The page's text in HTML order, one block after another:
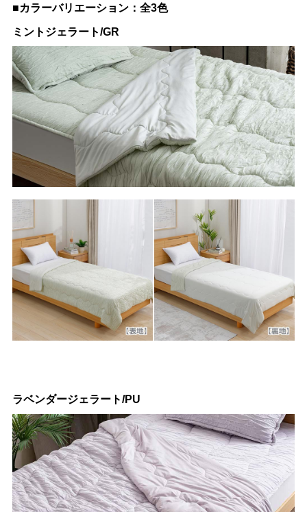
■カラーバリエーション：全3色
ミントジェラート/GR
ラベンダージェラート/PU